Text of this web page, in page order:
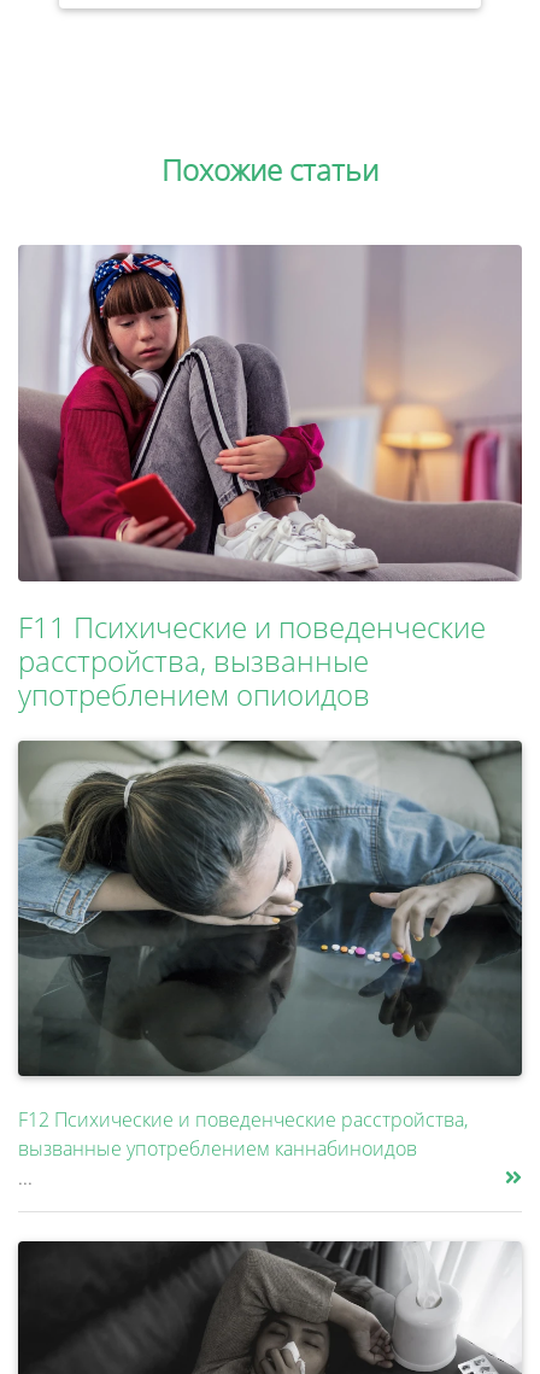
Похожие статьи
F11 Психические и поведенческие
расстройства, вызванные
употреблением опиоидов
F12 Психические и поведенческие расстройства,
вызванные употреблением каннабиноидов
...